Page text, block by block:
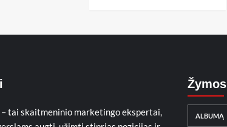
– tai skaitmeninio marketingo ekspertai,
Žymos
ALBUMĄ